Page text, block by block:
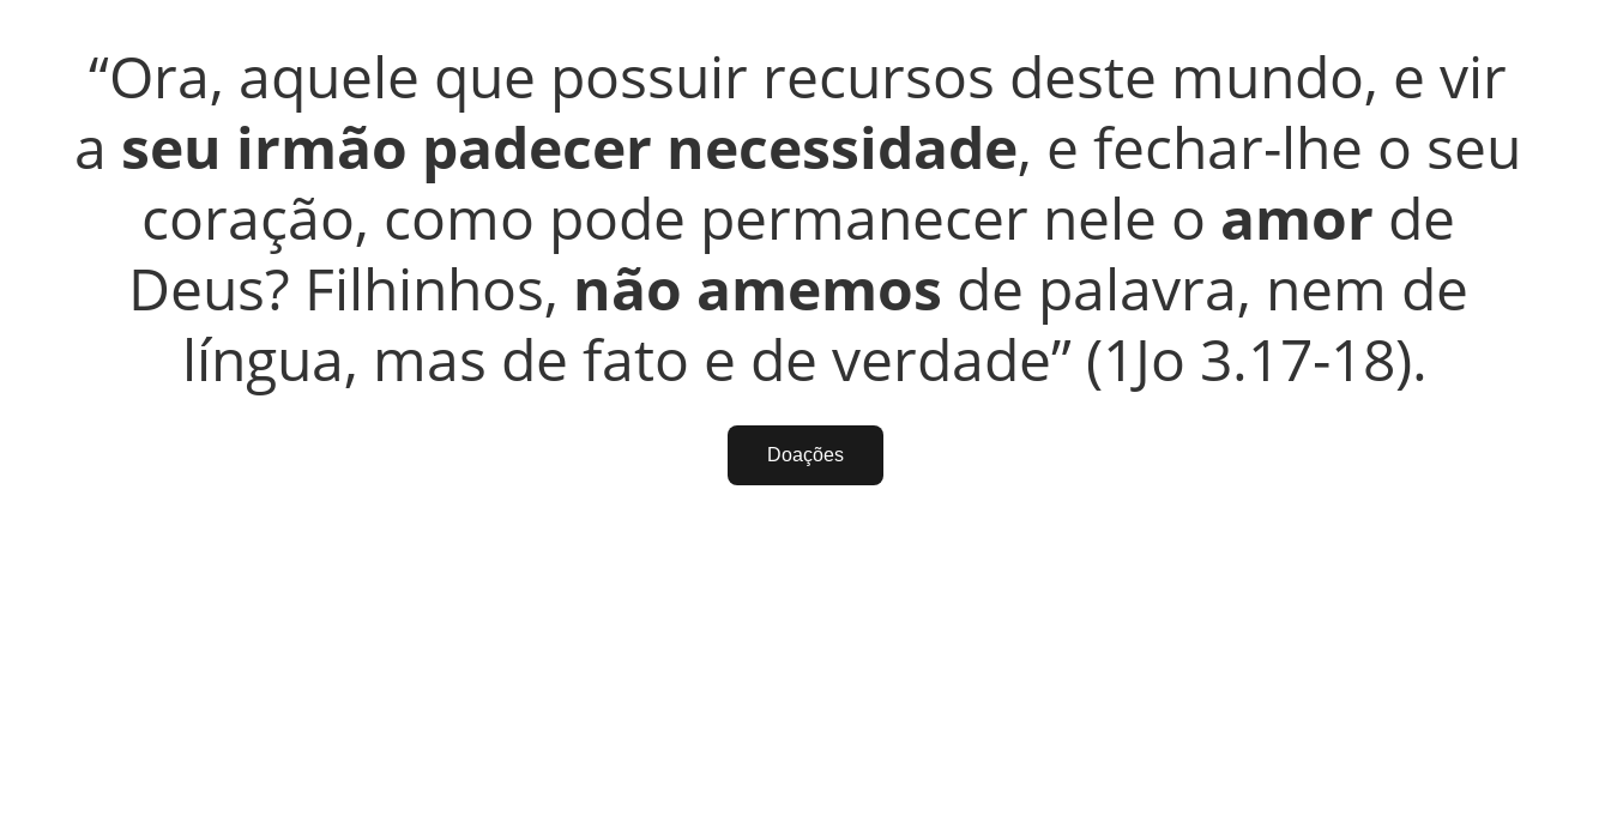
“Ora, aquele que possuir recursos deste mundo, e vir
a seu irmão padecer necessidade, e fechar-lhe o seu
coração, como pode permanecer nele o amor de
Deus? Filhinhos, não amemos de palavra, nem de
língua, mas de fato e de verdade” (1Jo 3.17-18).
Doações